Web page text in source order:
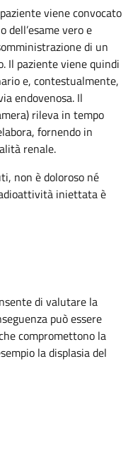
viene convocato
dell’esame vero e
di un
Il paziente viene quindi
e, contestualmente,
endovenosa. Il
rileva in tempo
fornendo in
renale.
non è doloroso né
iniettata è
di valutare la
può essere
compromettono la
la displasia del